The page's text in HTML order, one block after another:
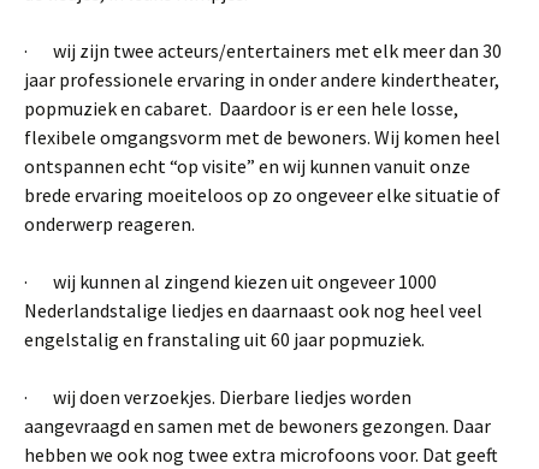
· wij zijn twee acteurs/entertainers met elk meer dan 30
jaar professionele ervaring in onder andere kindertheater,
popmuziek en cabaret. Daardoor is er een hele losse,
flexibele omgangsvorm met de bewoners. Wij komen heel
ontspannen echt “op visite” en wij kunnen vanuit onze
brede ervaring moeiteloos op zo ongeveer elke situatie of
onderwerp reageren.
· wij kunnen al zingend kiezen uit ongeveer 1000
Nederlandstalige liedjes en daarnaast ook nog heel veel
engelstalig en franstaling uit 60 jaar popmuziek.
· wij doen verzoekjes. Dierbare liedjes worden
aangevraagd en samen met de bewoners gezongen. Daar
hebben we ook nog twee extra microfoons voor. Dat geeft